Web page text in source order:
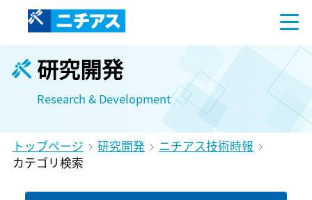
研究開発
Research & Development
トップページ 研究開発
ニチアス技術時報
カテゴリ検索